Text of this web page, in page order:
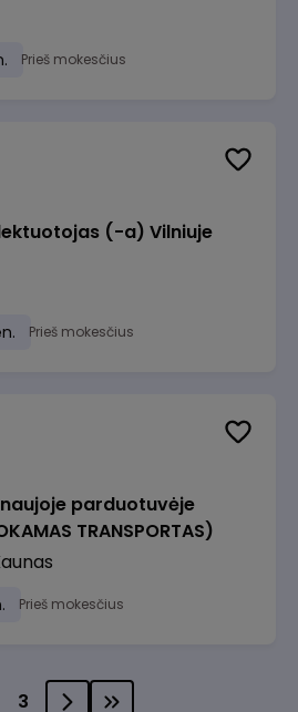
Prieš mokesčius
(-a) Vilniuje
Prieš mokesčius
parduotuvėje
TRANSPORTAS)
Prieš mokesčius
3